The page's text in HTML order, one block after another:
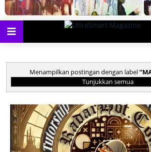
Menampilkan postingan dengan label
Tunjukkan semua